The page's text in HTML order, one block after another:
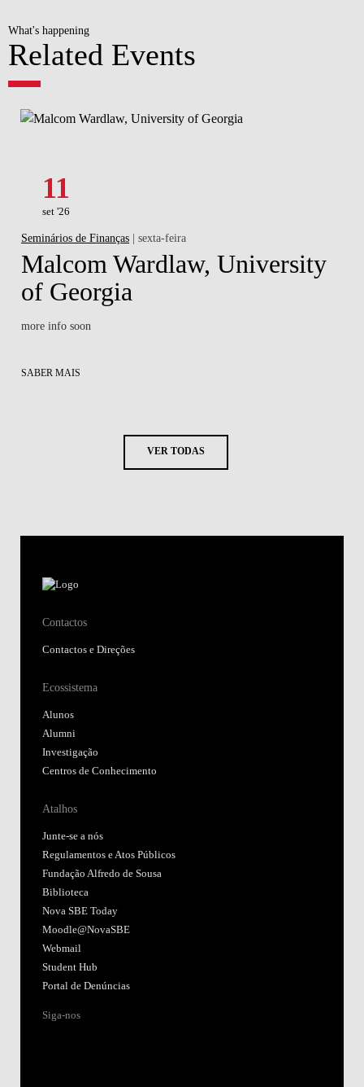
What's happening
Related Events
11
set '26
Seminários de Finanças | sexta-feira
Malcom Wardlaw, University
of Georgia
more info soon
SABER MAIS
VER TODAS
Contactos
Contactos e Direções
Ecossistema
Alunos
Alumni
Investigação
Centros de Conhecimento
Atalhos
Junte-se a nós
Regulamentos e Atos Públicos
Fundação Alfredo de Sousa
Biblioteca
Nova SBE Today
Moodle@NovaSBE
Webmail
Student Hub
Portal de Denúncias
Siga-nos